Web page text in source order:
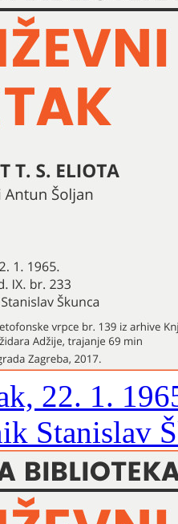
22. 1.
Stanislav